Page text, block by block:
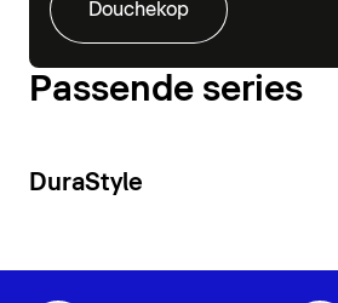
Douchekop
Passende series
DuraStyle